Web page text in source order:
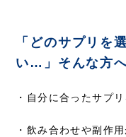
「どのサプリを
い…」そんな方
・自分に合ったサプ
・飲み合わせや副作